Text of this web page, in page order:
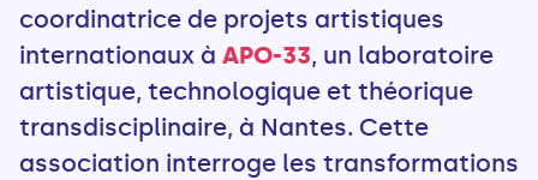
coordinatrice de projets artistiques
internationaux à APO-33, un laboratoire
artistique, technologique et théorique
transdisciplinaire, à Nantes. Cette
association interroge les transformations